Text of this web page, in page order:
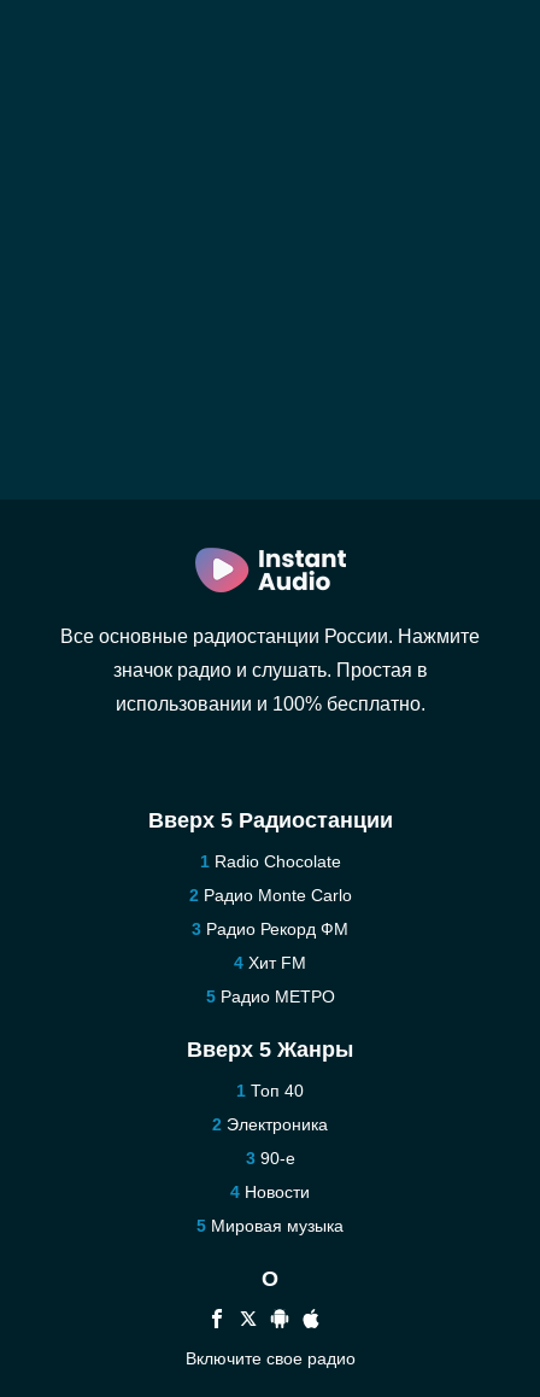
Все основные радиостанции России. Нажмите
значок радио и слушать. Простая в
использовании и 100% бесплатно.
Вверх 5 Радиостанции
Radio Chocolate
Радио Monte Carlo
Радио Рекорд ФМ
Хит FM
Радио МЕТРО
Вверх 5 Жанры
Топ 40
Электроника
90-е
Новости
Мировая музыка
О
Включите свое радио